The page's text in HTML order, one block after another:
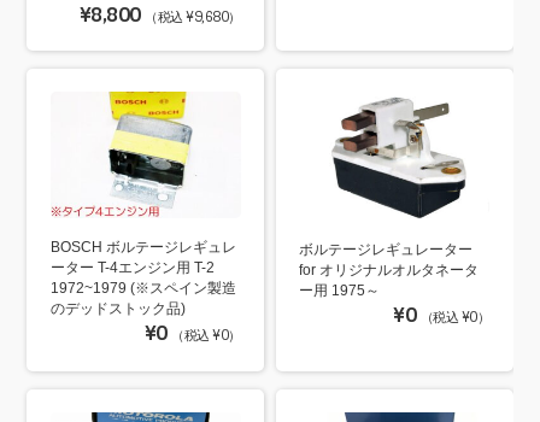
¥8,800 （税込 ¥9,680）
BOSCH ボルテージレギュレ
ーター T-4エンジン用 T-2
1972~1979 (※スペイン製造
のデッドストック品)
¥0 （税込 ¥0）
ボルテージレギュレーター
for オリジナルオルタネータ
ー用 1975～
¥0 （税込 ¥0）